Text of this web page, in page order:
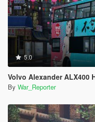
5.0
Volvo Alexander ALX400
By War_Reporter